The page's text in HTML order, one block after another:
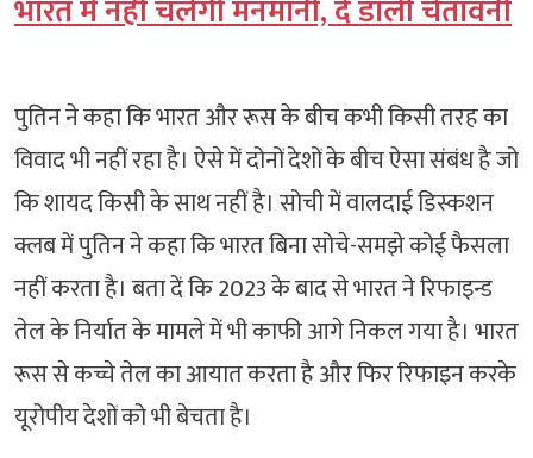
भारत में नहीं चलेगी मनमानी, दे डाली चेतावनी
पुतिन ने कहा कि भारत और रूस के बीच कभी किसी तरह का
विवाद भी नहीं रहा है। ऐसे में दोनों देशों के बीच ऐसा संबंध है जो
कि शायद किसी के साथ नहीं है। सोची में वालदाई डिस्कशन
क्लब में पुतिन ने कहा कि भारत बिना सोचे-समझे कोई फैसला
नहीं करता है। बता दें कि 2023 के बाद से भारत ने रिफाइन्ड
तेल के निर्यात के मामले में भी काफी आगे निकल गया है। भारत
रूस से कच्चे तेल का आयात करता है और फिर रिफाइन करके
यूरोपीय देशों को भी बेचता है।